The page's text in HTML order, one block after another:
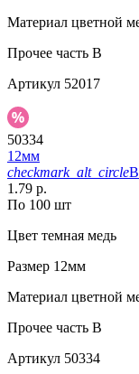
Материал цветной
Прочее часть В
Артикул 52017
50334
12мм
checkmark_alt_circle
1.79 р.
По 100 шт
Цвет темная медь
Размер 12мм
Материал цветной
Прочее часть B
Артикул 50334